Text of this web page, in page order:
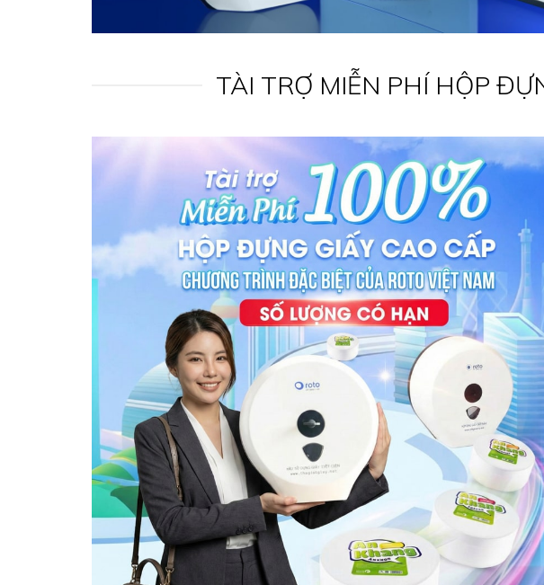
TÀI TRỢ MIỄN PHÍ HỘP